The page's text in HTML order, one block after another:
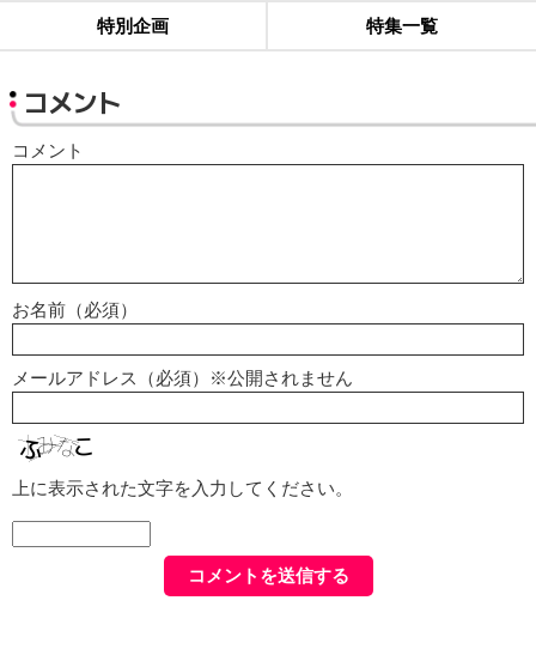
特別企画 特集一覧
コメント
コメント
お名前（必須）
メールアドレス（必須）※公開されません
上に表示された文字を入力してください。